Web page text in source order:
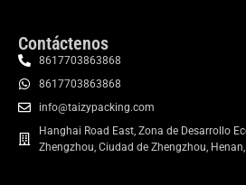
Contáctenos
8617703863868
8617703863868
info@taizypacking.com
Hanghai Road East, Zona de Desarrollo
Zhengzhou, Ciudad de Zhengzhou,